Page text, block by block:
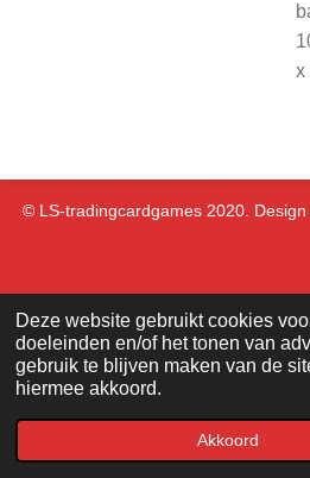
Deze website gebruikt cookies
doeleinden en/of het tonen van
gebruik te blijven maken van de
hiermee akkoord.
Akkoord
x
© LS-tradingcardgames 2020. Design